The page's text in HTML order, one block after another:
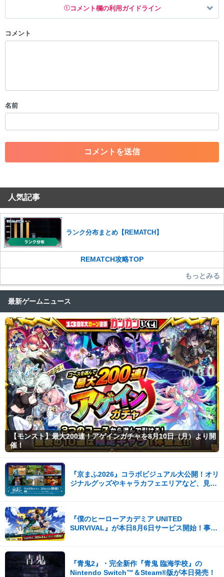
コメント欄の利用ガイドライン
以下の書き込みを禁止とし、場合によってはコメント削除や書き込み制
・一度削除された投稿を再び投稿すること
・アカウントの売買など金銭が絡む内容の投稿
・各ゲームのネタバレを含む内容の投稿
・その他、管理者が不適切と判断した投稿
コメントの削除を申請する
せていただきます。ご了承ください。
※一度削除したコメントは復元ができませんのでご注意くだ
さい。
また、過度な利用規約の違反や、弊社に損害の及ぶ内容の書き込みがあ
った場合は、法的措置をとらせていただく場合もございますので、あら
かじめご理解くださいませ。
コメント
名前
人気記事
ランク分布まとめ【REMATCH】
REMATCH攻略TOP
もっとみる
最新ゲームニュース
【モンスト】最大200連！アゲインガチャを8月10日（月）より開
催！
『京まふ2026』コラボビジュアル大公開！オリ
ジナルグッズやキャラカフェエリアなど、見ど
『僕のヒーローアカデミア UNITED
SURVIVAL』が本日8月6日サービス開始！事前
『青鬼2』・完全新作『青鬼 臨海学校』の
Nintendo Switch™＆Steam®版が本日発売！